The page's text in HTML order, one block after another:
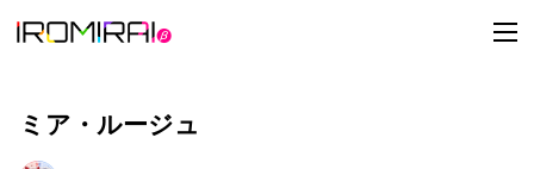
t
o
ミア・ルージュ